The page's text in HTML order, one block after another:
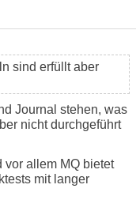
sind erfüllt aber
Journal stehen, was
nicht durchgeführt
vor allem MQ bietet
mit langer